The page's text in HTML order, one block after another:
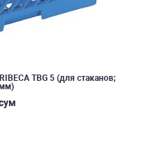
TBG 5 (для стаканов;